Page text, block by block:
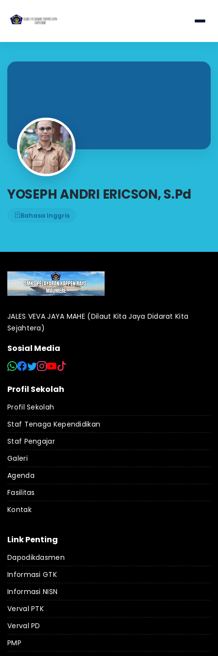
YOSEPH ANDRI ERICSON, S.Pd
Bahasa Inggris
JALES VEVA JAYA MAHE (Dilaut Kita Jaya Didarat Kita
Sejahtera)
Sosial Media
Profil Sekolah
Profil Sekolah
Staf Tenaga Kependidikan
Staf Pengajar
Galeri
Agenda
Fasilitas
Kontak
Link Penting
Dapodikdasmen
Informasi GTK
Informasi NISN
Verval PTK
Verval PD
PMP